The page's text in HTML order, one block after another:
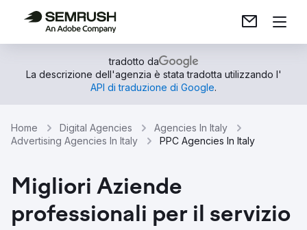
tradotto da
La descrizione dell'agenzia è stata tradotta utilizzando l'
API di traduzione di Google.
Home Digital Agencies
Agencies In Italy
Advertising Agencies In Italy
PPC Agencies In Italy
Migliori Aziende
professionali per il servizio